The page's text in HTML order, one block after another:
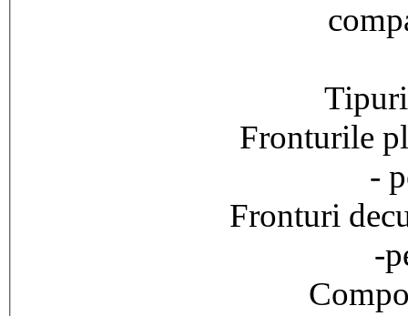
Fronturile
-
Fronturi
-